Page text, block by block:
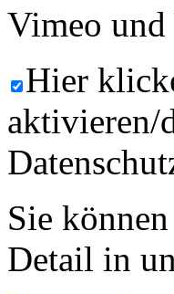
Vimeo
Hier
aktivieren/
Sie
Detail in